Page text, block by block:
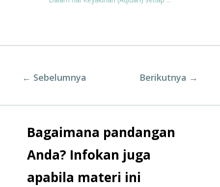
← Sebelumnya Berikutnya →
Bagaimana pandangan
Anda? Infokan juga
apabila materi ini